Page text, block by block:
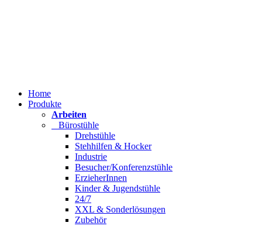
Home
Produkte
Arbeiten
Bürostühle
Drehstühle
Stehhilfen & Hocker
Industrie
Besucher/Konferenzstühle
ErzieherInnen
Kinder & Jugendstühle
24/7
XXL & Sonderlösungen
Zubehör